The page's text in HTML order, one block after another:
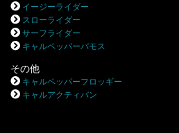
イージーライダー
スローライダー
サーフライダー
キャルペッパーバモス
その他
キャルペッパーフロッギー
キャルアクティバン